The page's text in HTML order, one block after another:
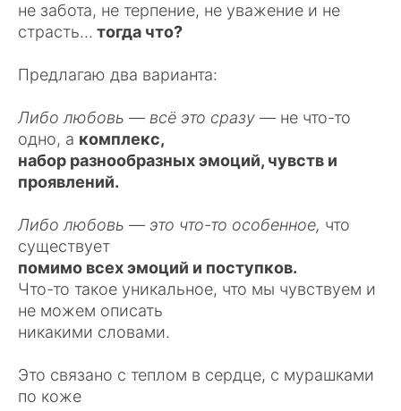
не забота, не терпение, не уважение и не
страсть… тогда что?
Предлагаю два варианта:
Либо любовь — всё это сразу — не что-то
одно, а комплекс,
набор разнообразных эмоций, чувств и
проявлений.
Либо любовь — это что-то особенное, что
существует
помимо всех эмоций и поступков.
Что-то такое уникальное, что мы чувствуем и
не можем описать
никакими словами.
Это связано с теплом в сердце, с мурашками
по коже